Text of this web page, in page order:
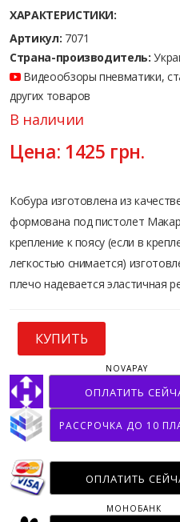
ХАРАКТЕРИСТИКИ:
Артикул: 7071
Страна-производитель:
Видеообзоры пневматики,
других товаров
В наличии
Цена: 1425 грн.
Кобура изготовлена из
формована под пистолет
крепление к поясу (если в
легкостью снимается)
плечо надевается эластичная
КУПИТЬ
ОПЛАТИТЬ
NOVAPAY
РАССРОЧКА ДО 10
ОПЛАТИТЬ
МОНОБАНК